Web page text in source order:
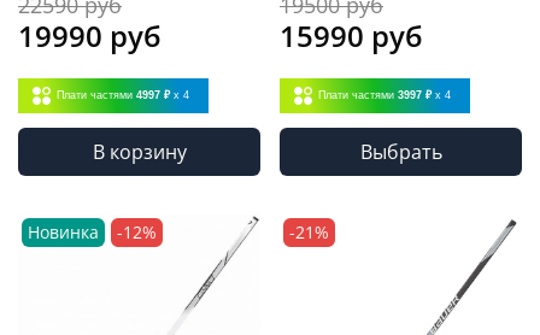
19990 руб
Плати частями 4997 ₽ x 4
В корзину
15990 руб
Плати частями 3997 ₽ x 4
Выбрать
Новинка -12% -21%